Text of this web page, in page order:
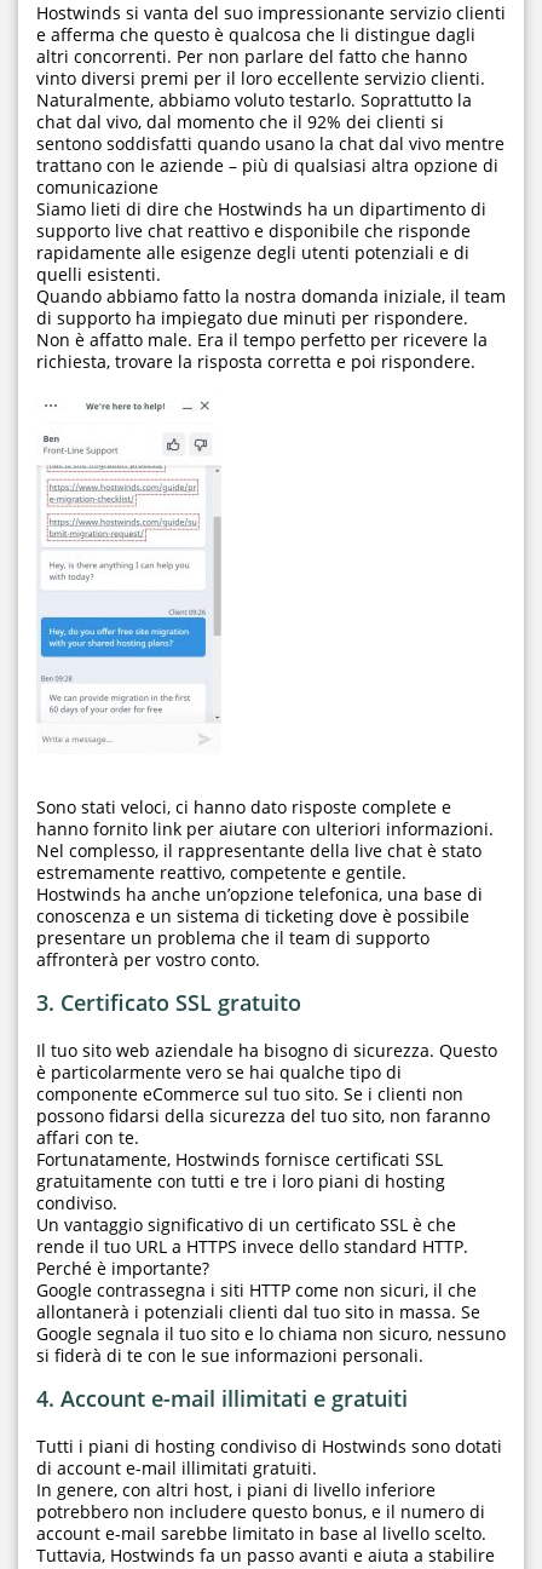
Hostwinds si vanta del suo impressionante servizio clienti
e afferma che questo è qualcosa che li distingue dagli
altri concorrenti. Per non parlare del fatto che hanno
vinto diversi premi per il loro eccellente servizio clienti.
Naturalmente, abbiamo voluto testarlo. Soprattutto la
chat dal vivo, dal momento che il 92% dei clienti si
sentono soddisfatti quando usano la chat dal vivo mentre
trattano con le aziende – più di qualsiasi altra opzione di
comunicazione
Siamo lieti di dire che Hostwinds ha un dipartimento di
supporto live chat reattivo e disponibile che risponde
rapidamente alle esigenze degli utenti potenziali e di
quelli esistenti.
Quando abbiamo fatto la nostra domanda iniziale, il team
di supporto ha impiegato due minuti per rispondere.
Non è affatto male. Era il tempo perfetto per ricevere la
richiesta, trovare la risposta corretta e poi rispondere.
Sono stati veloci, ci hanno dato risposte complete e
hanno fornito link per aiutare con ulteriori informazioni.
Nel complesso, il rappresentante della live chat è stato
estremamente reattivo, competente e gentile.
Hostwinds ha anche un’opzione telefonica, una base di
conoscenza e un sistema di ticketing dove è possibile
presentare un problema che il team di supporto
affronterà per vostro conto.
3. Certificato SSL gratuito
Il tuo sito web aziendale ha bisogno di sicurezza. Questo
è particolarmente vero se hai qualche tipo di
componente eCommerce sul tuo sito. Se i clienti non
possono fidarsi della sicurezza del tuo sito, non faranno
affari con te.
Fortunatamente, Hostwinds fornisce certificati SSL
gratuitamente con tutti e tre i loro piani di hosting
condiviso.
Un vantaggio significativo di un certificato SSL è che
rende il tuo URL a HTTPS invece dello standard HTTP.
Perché è importante?
Google contrassegna i siti HTTP come non sicuri, il che
allontanerà i potenziali clienti dal tuo sito in massa. Se
Google segnala il tuo sito e lo chiama non sicuro, nessuno
si fiderà di te con le sue informazioni personali.
4. Account e-mail illimitati e gratuiti
Tutti i piani di hosting condiviso di Hostwinds sono dotati
di account e-mail illimitati gratuiti.
In genere, con altri host, i piani di livello inferiore
potrebbero non includere questo bonus, e il numero di
account e-mail sarebbe limitato in base al livello scelto.
Tuttavia, Hostwinds fa un passo avanti e aiuta a stabilire